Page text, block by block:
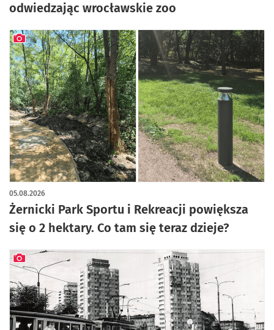
odwiedzając wrocławskie zoo
Żernicki Park Sportu i Rekreacji powiększa
się o 2 hektary. Co tam się teraz dzieje?
05.08.2026
artykuł z galerią zdjęć